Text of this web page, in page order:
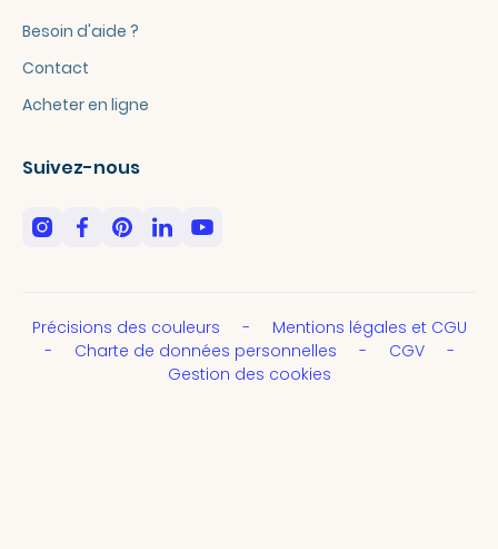
Besoin d'aide ?
Contact
Acheter en ligne
Suivez-nous
Précisions des couleurs
Mentions légales et CGU
Charte de données personnelles
CGV
Gestion des cookies